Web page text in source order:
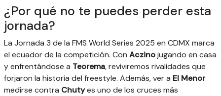
¿Por qué no te puedes perder esta
jornada?
La Jornada 3 de la FMS World Series 2025 en CDMX marca
el ecuador de la competición. Con Aczinojugando en casa
y enfrentándose a Teorema, reviviremos rivalidades que
forjaron la historia del freestyle. Además, ver a El Menor
medirse contra Chutyes uno de los cruces más